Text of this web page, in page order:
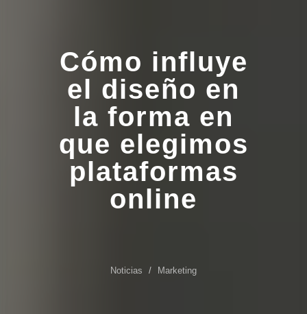
Cómo influye
el diseño en
la forma en
que elegimos
plataformas
online
Noticias Marketing